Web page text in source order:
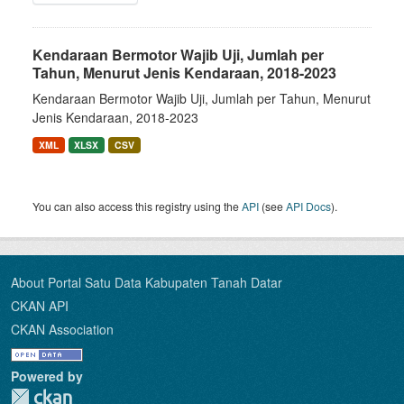
Kendaraan Bermotor Wajib Uji, Jumlah per
Tahun, Menurut Jenis Kendaraan, 2018-2023
Kendaraan Bermotor Wajib Uji, Jumlah per Tahun, Menurut
Jenis Kendaraan, 2018-2023
XML XLSX CSV
You can also access this registry using theAPI (seeAPI Docs).
About Portal Satu Data Kabupaten Tanah Datar
CKAN API
CKAN Association
Powered by